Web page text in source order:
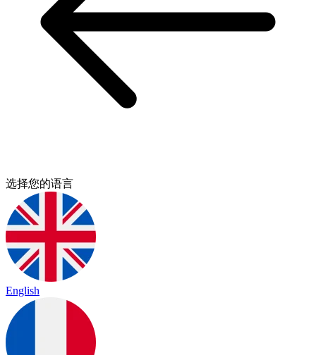
选择您的语言
English